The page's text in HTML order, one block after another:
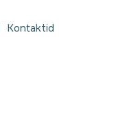
Kontaktid